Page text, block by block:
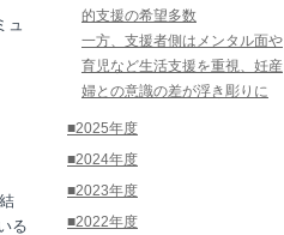
ュ
る
的支援の希望多数
一方、支援者側はメンタル面や
育児など生活支援を重視、妊産
婦との意識の差が浮き彫りに
■2025年度
■2024年度
■2023年度
■2022年度